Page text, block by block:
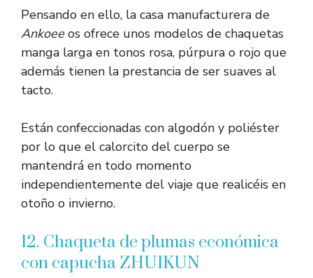
Pensando en ello, la casa manufacturera de
Ankoeeos ofrece unos modelos de chaquetas
manga larga en tonos rosa, púrpura o rojo que
además tienen la prestancia de ser suaves al
tacto.
Están confeccionadas con algodón y poliéster
por lo que el calorcito del cuerpo se
mantendrá en todo momento
independientemente del viaje que realicéis en
otoño o invierno.
12. Chaqueta de plumas económica
con capucha ZHUIKUN